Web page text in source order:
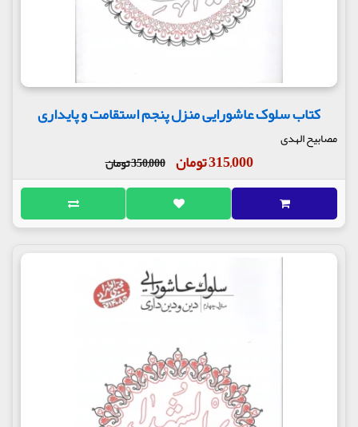
کتاب سلوک عاشورایی منزل پنجم استقامت و پایداری
مصابیح الهدی
315,000 تومان 350,000 تومان